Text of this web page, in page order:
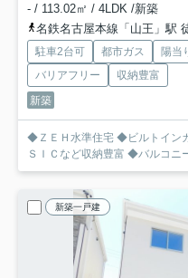
- / 113.02㎡ / 4LDK /新築
名鉄名古屋本線「山王」駅
駐車2台可 都市ガス 陽当
バリアフリー
収納豊富
新築
◆ＺＥＨ水準住宅 ◆ビルトイン
ＳＩＣなど収納豊富 ◆バルコニ
新築一戸建